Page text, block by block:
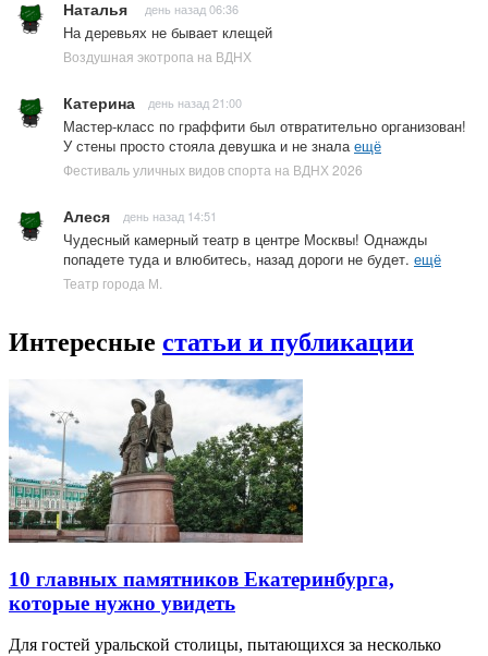
Наталья день назад 06:36
На деревьях не бывает клещей
Воздушная экотропа на ВДНХ
Катерина день назад 21:00
Мастер-класс по граффити был отвратительно организован!
У стены просто стояла девушка и не зналаещё
Фестиваль уличных видов спорта на ВДНХ 2026
Алеся день назад 14:51
Чудесный камерный театр в центре Москвы! Однажды
попадете туда и влюбитесь, назад дороги не будет. ещё
Театр города М.
Интересные статьи и публикации
10 главных памятников Екатеринбурга,
которые нужно увидеть
Для гостей уральской столицы, пытающихся за несколько